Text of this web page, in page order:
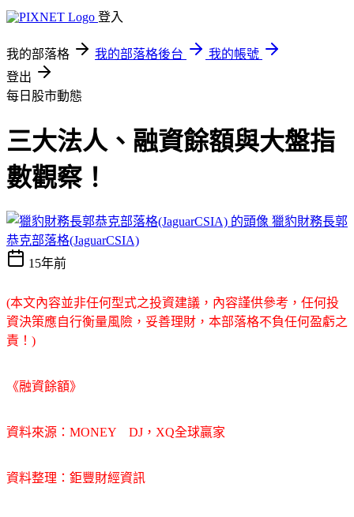
登入
我的部落格 我的部落格後台
我的帳號
登出
每日股市動態
三大法人、融資餘額與大盤指
數觀察！
獵豹財務長郭
恭克部落格(JaguarCSIA)
15年前
(本文內容並非任何型式之投資建議，內容謹供參考，任何投
資決策應自行衡量風險，妥善理財，本部落格不負任何盈虧之
責！)
《融資餘額》
資料來源：MONEY DJ，XQ全球贏家
資料整理：鉅豐財經資訊